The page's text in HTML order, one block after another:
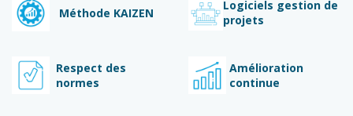
Méthode KAIZEN
Logiciels gestion de
projets
Respect des
normes
Amélioration
continue